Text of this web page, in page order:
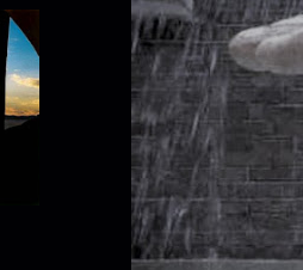
και ο Άγιος Παΐσιος...
το μετά…
εσύ...Αγία Μαρία Μαγδαληνή